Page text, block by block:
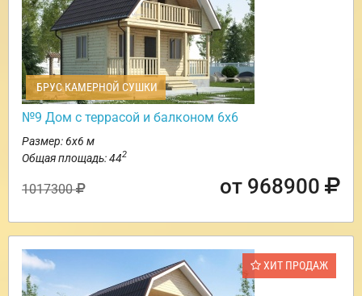
БРУС КАМЕРНОЙ СУШКИ
№9 Дом с террасой и балконом 6х6
Размер: 6х6 м
Общая площадь: 442
1017300 от 968900
ХИТ ПРОДАЖ